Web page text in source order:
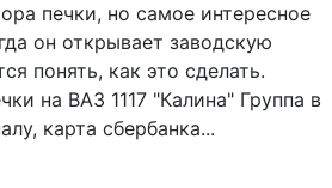
печки, но самое интересное
он открывает заводскую
понять, как это сделать.
на ВАЗ 1117 "Калина" Группа в
карта сбербанка...